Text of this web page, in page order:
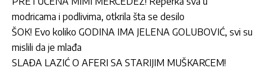
modricama i podlivima, otkrila šta se desilo
ŠOK! Evo koliko GODINA IMA JELENA GOLUBOVIĆ, svi su
mislili da je mlađa
SLAĐA LAZIĆ O AFERI SA STARIJIM MUŠKARCEM!